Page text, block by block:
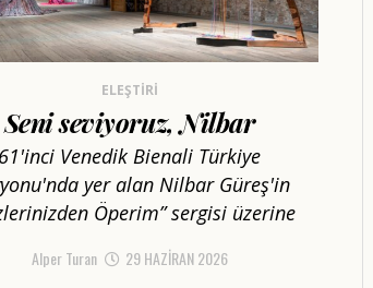
ELEŞTIRI
Seni seviyoruz, Nilbar
61'inci Venedik Bienali Türkiye
yer alan Nilbar Güreş'in
Öperim” sergisi üzerine
Alper Turan 29 HAZIRAN 2026